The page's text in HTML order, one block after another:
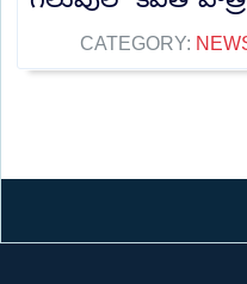
CATEGORY: